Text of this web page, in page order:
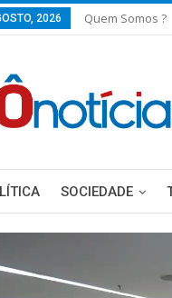
2026 Quem Somos ?
SOCIEDADE